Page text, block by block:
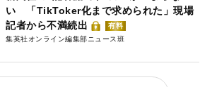
い 「TikToker化まで求められた」現場
記者から不満続出
有料
集英社オンライン編集部ニュース班